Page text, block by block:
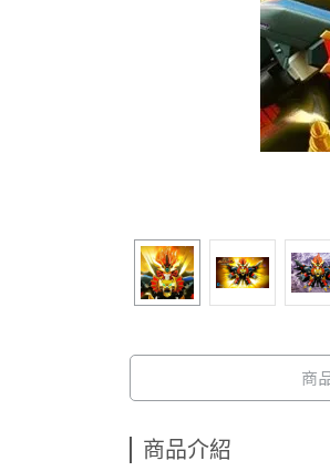
商
商品介紹